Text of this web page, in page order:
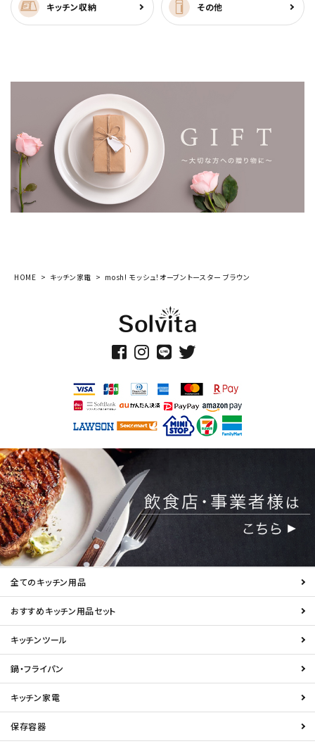
キッチン収納 その他
HOME キッチン家電 mosh! モッシュ！オーブントースター ブラウン
全てのキッチン用品
おすすめキッチン用品セット
キッチンツール
鍋・フライパン
キッチン家電
保存容器